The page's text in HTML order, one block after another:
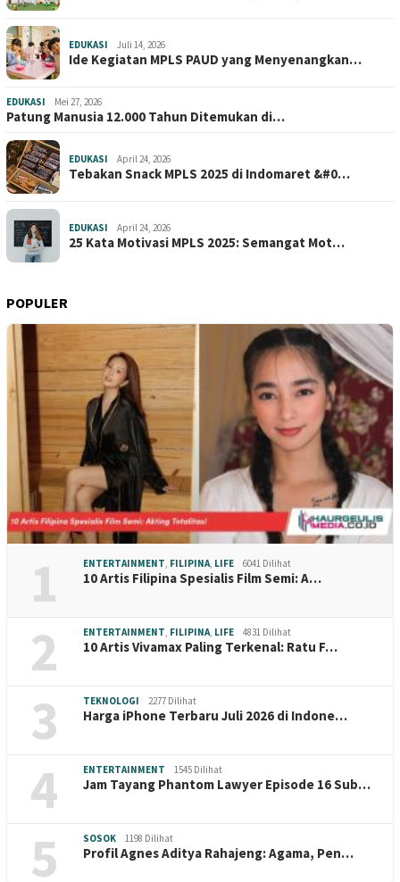
EDUKASI Juli 14, 2026
Ide Kegiatan MPLS PAUD yang Menyenangkan…
EDUKASI Mei 27, 2026
Patung Manusia 12.000 Tahun Ditemukan di…
EDUKASI April 24, 2026
Tebakan Snack MPLS 2025 di Indomaret &#0…
EDUKASI April 24, 2026
25 Kata Motivasi MPLS 2025: Semangat Mot…
POPULER
1 ENTERTAINMENT FILIPINA LIFE 6041 Dilihat
10 Artis Filipina Spesialis Film Semi: A…
2 ENTERTAINMENT FILIPINA LIFE 4831 Dilihat
10 Artis Vivamax Paling Terkenal: Ratu F…
3 TEKNOLOGI 2277 Dilihat
Harga iPhone Terbaru Juli 2026 di Indone…
4 ENTERTAINMENT 1545 Dilihat
Jam Tayang Phantom Lawyer Episode 16 Sub…
5 SOSOK 1198 Dilihat
Profil Agnes Aditya Rahajeng: Agama, Pen…